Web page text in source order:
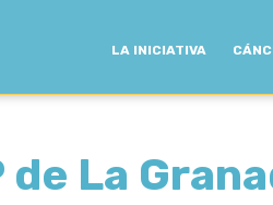
LA INICIATIVA
de La